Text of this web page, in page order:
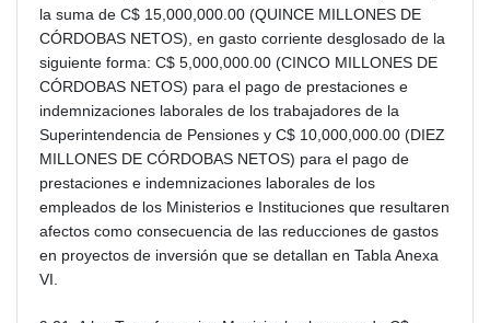
la suma de C$ 15,000,000.00 (QUINCE MILLONES DE
CÓRDOBAS NETOS), en gasto corriente desglosado de la
siguiente forma: C$ 5,000,000.00 (CINCO MILLONES DE
CÓRDOBAS NETOS) para el pago de prestaciones e
indemnizaciones laborales de los trabajadores de la
Superintendencia de Pensiones y C$ 10,000,000.00 (DIEZ
MILLONES DE CÓRDOBAS NETOS) para el pago de
prestaciones e indemnizaciones laborales de los
empleados de los Ministerios e Instituciones que resultaren
afectos como consecuencia de las reducciones de gastos
en proyectos de inversión que se detallan en Tabla Anexa
VI.